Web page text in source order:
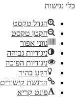
נגישות
כלי נגישות
הגדל טקסט
הקטן טקסט
גווני אפור
ניגודיות גבוהה
ניגודיות הפוכה
רקע בהיר
הדגשת קישורים
פונט קריא